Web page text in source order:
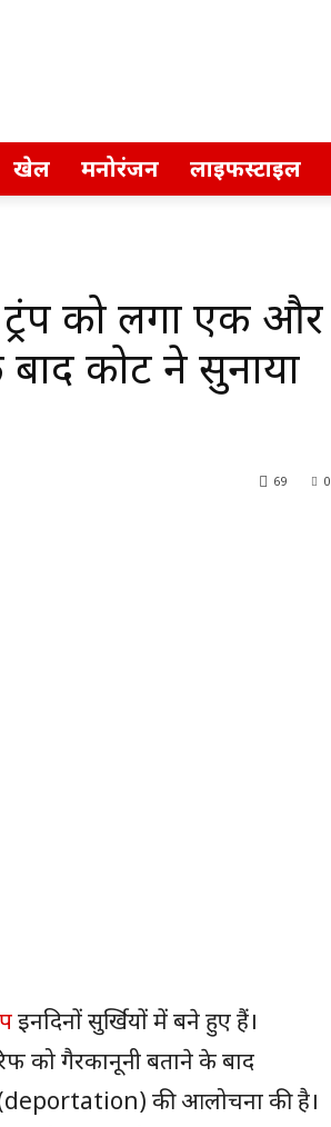
खेल मनोरंजन लाइफस्टाइल
को लगा एक और
कोर्ट ने सुनाया
0
69
इनदिनों सुर्खियों में बने हुए हैं।
को गैरकानूनी बताने के बाद
(deportation) की आलोचना की है।